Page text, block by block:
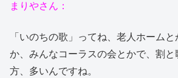
まりやさん：
「いのちの歌」ってね、老人ホーム
か、みんなコーラスの会とかで、割と
方、多いんですね。